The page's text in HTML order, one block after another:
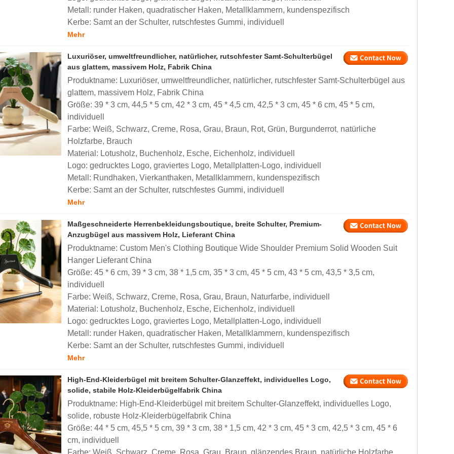
Metall: runder Haken, quadratischer Haken, Metallklammern, kundenspezifisch
Kerbe: Samt an der Schulter, rutschfestes Gummi, individuell
Mehr
Luxuriöser, umweltfreundlicher, natürlicher, rutschfester Samt-Schulterbügel
aus glattem, massivem Holz, Fabrik China
Produktname: Luxuriöser, umweltfreundlicher, natürlicher, rutschfester Samt-Schulterbügel aus
glattem, massivem Holz, Fabrik China
Größe: 39 * 3 cm, 44,5 * 5 cm, 42 * 3 cm, 45 * 4,5 cm, 42,5 * 3 cm, 45 * 6 cm, 45 * 5 cm,
individuell
Farbe: Weiß, Schwarz, Creme, Rosa, Grau, Braun, Rot, Grün, Burgunderrot, natürliche
Holzfarbe, Brauch
Material: Lotusholz, Buchenholz, Esche, Eichenholz, individuell
Logo: gedrucktes Logo, graviertes Logo, Metallplatten-Logo, individuell
Metall: Rundhaken, Vierkanthaken, Metallklammern, kundenspezifisch
Kerbe: Samt an der Schulter, rutschfestes Gummi, individuell
Mehr
Maßgeschneiderte Herrenbekleidungsboutique, breite Schulter, Premium-
Anzugbügel aus massivem Holz, Lieferant China
Produktname: Custom Men's Clothing Boutique Wide Shoulder Premium Solid Wooden Suit
Hanger Lieferant China
Größe: 45 * 6 cm, 39 * 3 cm, 38 * 1,5 cm, 35 * 3 cm, 45 * 5 cm, 43 * 5 cm, 43,5 * 3,5 cm,
individuell
Farbe: Weiß, Schwarz, Creme, Rosa, Grau, Braun, Naturfarbe, individuell
Material: Lotusholz, Buchenholz, Esche, Eichenholz, individuell
Logo: gedrucktes Logo, graviertes Logo, Metallplatten-Logo, individuell
Metall: runder Haken, quadratischer Haken, Metallklammern, kundenspezifisch
Kerbe: Samt an der Schulter, rutschfestes Gummi, individuell
Mehr
High-End-Kleiderbügel mit breitem Schulter-Glanzeffekt, individuelles Logo,
solide, stabile Holz-Kleiderbügelfabrik China
Produktname: High-End-Kleiderbügel mit breitem Schulter-Glanzeffekt, individuelles Logo,
solide, robuste Holz-Kleiderbügelfabrik China
Größe: 44 * 5 cm, 45,5 * 5 cm, 39 * 3 cm, 38 * 1,5 cm, 42 * 3 cm, 45 * 3 cm, 42,5 * 3 cm, 45 * 6
cm, individuell